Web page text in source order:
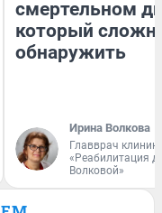
смертельном
который
обнаружить
Ирина Волкова
Главврач
«Реабилитация
Волковой»